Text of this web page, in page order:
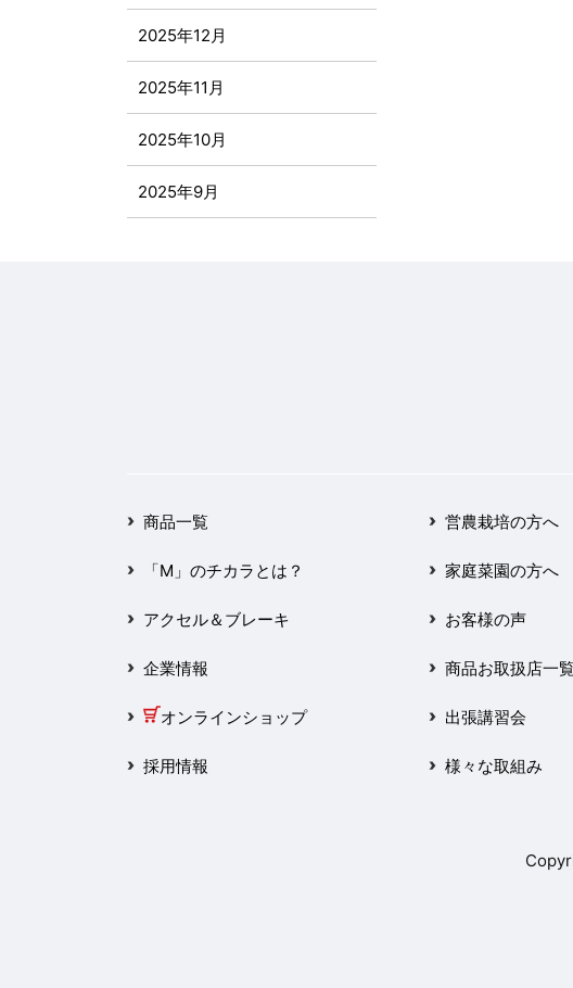
2025年12月
2025年11月
2025年10月
2025年9月
2025年1月
2024年12月
2024年11月
2024年10月
商品一覧
「M」のチカラとは？
アクセル＆ブレーキ
企業情報
オンラインショップ
採用情報
営農栽培の方へ
家庭菜園の方へ
お客様の声
商品お取扱店一
出張講習会
様々な取組み